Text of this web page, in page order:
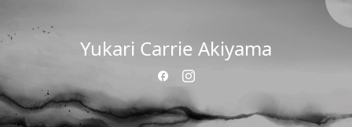
Yukari Carrie Akiyama